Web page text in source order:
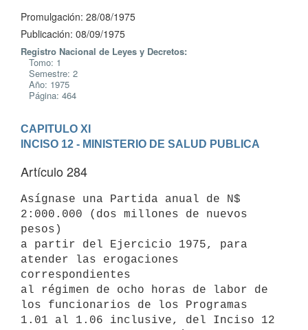
Promulgación: 28/08/1975
Publicación: 08/09/1975
Registro Nacional de Leyes y Decretos:
Tomo: 1
Semestre: 2
Año: 1975
Página: 464
CAPITULO XI
INCISO 12 - MINISTERIO DE SALUD PUBLICA
Artículo 284
Asígnase una Partida anual de N$
2:000.000 (dos millones de nuevos
pesos)
a partir del Ejercicio 1975, para
atender las erogaciones
correspondientes
al régimen de ocho horas de labor de
los funcionarios de los Programas
1.01 al 1.06 inclusive, del Inciso 12